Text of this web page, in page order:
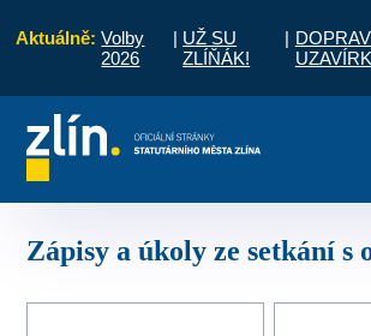
Aktuálně: Volby
2026
| UŽ SU
ZLÍŇÁK!
|
vyřídit Potřebuji zaplatit
Zápisy a úkoly ze setkání s